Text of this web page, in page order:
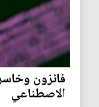
فائزون
الاصطناعي